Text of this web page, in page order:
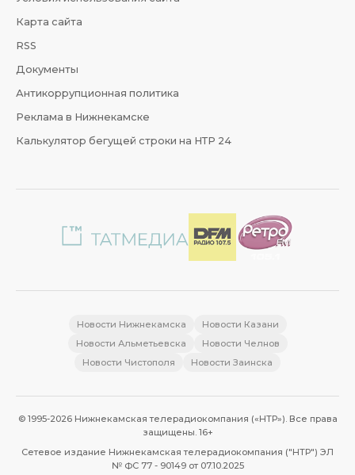
Карта сайта
RSS
Документы
Антикоррупционная политика
Реклама в Нижнекамске
Калькулятор бегущей строки на НТР 24
Новости Нижнекамска
Новости Казани
Новости Альметьевска
Новости Челнов
Новости Чистополя
Новости Заинска
© 1995-2026 Нижнекамская телерадиокомпания («НТР»). Все права
защищены. 16+
Сетевое издание Нижнекамская телерадиокомпания ("НТР") ЭЛ
№ ФС 77 - 90149 от 07.10.2025